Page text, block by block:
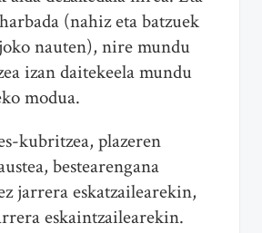
(nahiz eta batzuek
nauten), nire mundu
izan daitekeela mundu
modua.
kubritzea, plazeren
bestearengana
jarrera eskatzailearekin,
eskaintzailearekin.